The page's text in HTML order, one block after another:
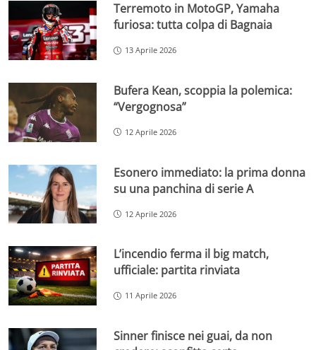
Terremoto in MotoGP, Yamaha
furiosa: tutta colpa di Bagnaia
13 Aprile 2026
Bufera Kean, scoppia la polemica:
“Vergognosa”
12 Aprile 2026
Esonero immediato: la prima donna
su una panchina di serie A
12 Aprile 2026
L’incendio ferma il big match,
ufficiale: partita rinviata
11 Aprile 2026
Sinner finisce nei guai, da non